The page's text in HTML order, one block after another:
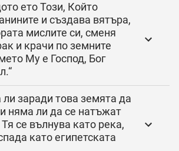
ето Този, Който
и създава вятъра,
мислите си, сменя
и крачи по земните
Му е Господ, Бог
заради това земята да
няма ли да се натъжат
се вълнува като река,
като египетската